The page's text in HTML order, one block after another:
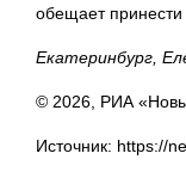
обещает
Екатеринбург,
© 2026, РИА
Источник: https://